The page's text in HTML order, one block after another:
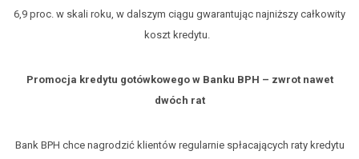
6,9 proc. w skali roku, w dalszym ciągu gwarantując najniższy całkowity
koszt kredytu.
Promocja kredytu gotówkowego w Banku BPH – zwrot nawet
dwóch rat
Bank BPH chce nagrodzić klientów regularnie spłacających raty kredytu